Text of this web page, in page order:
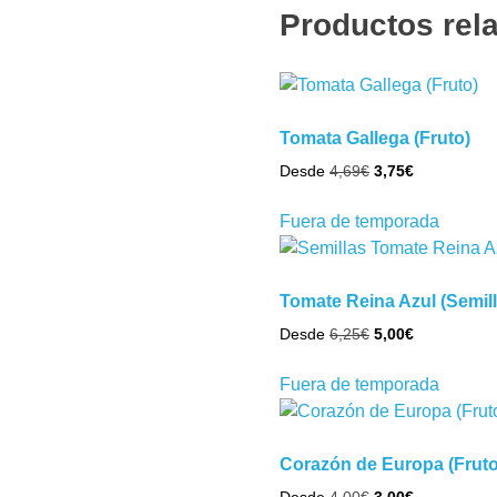
Productos
Tomata Gallega (Fruto)
Desde 4,69€ El
original
era:
4,69€.
3,75€El
actual
3,75€.
Fuera de temporadaproducto
tiene
se
pueden
en
Tomate Reina Azul
Desde 6,25€ El
original
era:
6,25€.
5,00€El
actual
5,00€.
Fuera de temporadaproducto
tiene
Corazón de Europa